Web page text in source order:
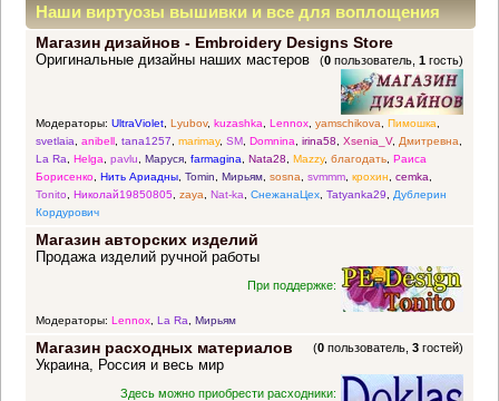
Наши виртуозы вышивки и все для воплощения
прекрасных идей
Магазин дизайнов - Embroidery Designs Store
(0 пользователь,1 гость)
Оригинальные дизайны наших мастеров
Модераторы: UltraViolet, Lyubov, kuzashka, Lennox, yamschikova, Пимошка,
svetlaia, anibell, tana1257, marimay, SM, Domnina, irina58, Xsenia_V, Дмитревна,
La Ra, Helga, pavlu, Маруся, farmagina, Nata28, Mazzy, благодать, Раиса
Борисенко, Нить Ариадны, Tomin, Мирьям, sosna, svmmm, крохин, cemka,
Tonito, Николай19850805, zaya, Nat-ka, СнежанаЦех, Tatyanka29, Дублерин
Кордурович
Магазин авторских изделий
Продажа изделий ручной работы
При поддержке:
Модераторы: Lennox, La Ra, Мирьям
Магазин расходных материалов (0 пользователь,3 гостей)
Украина, Россия и весь мир
Здесь можно приобрести расходники: